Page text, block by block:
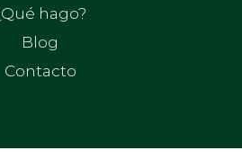
hago?
Blog
Contacto